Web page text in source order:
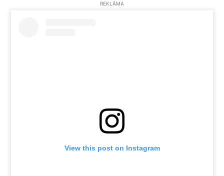
REKLĀMA
View this post on Instagram